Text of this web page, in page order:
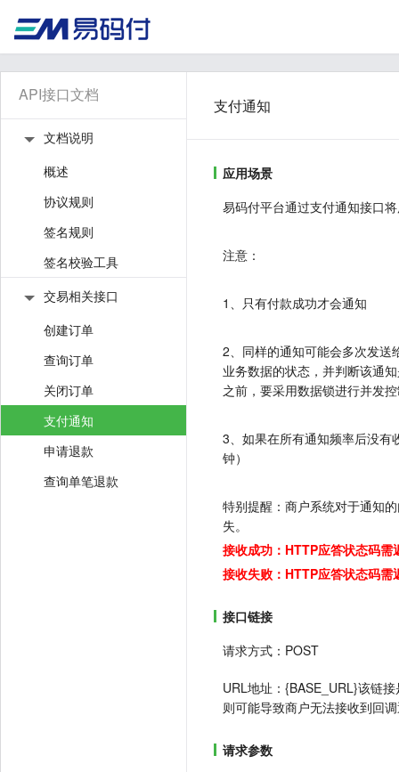
API接口文档
文档说明
概述
协议规则
签名规则
签名校验工具
交易相关接口
创建订单
查询订单
关闭订单
支付通知
申请退款
查询单笔退款
支付通知
应用场景
易码付平台通过支付通知接口
注意：
1、只有付款成功才会通知
2、同样的通知可能会多次发送
业务数据的状态，并判断该通
之前，要采用数据锁进行并发
3、如果在所有通知频率后没
钟）
特别提醒：商户系统对于通知
失。
接收成功：HTTP应答状态码
接收失败：HTTP应答状态码
接口链接
请求方式：POST
URL地址：{BASE_URL}该链
则可能导致商户无法接收到回
请求参数